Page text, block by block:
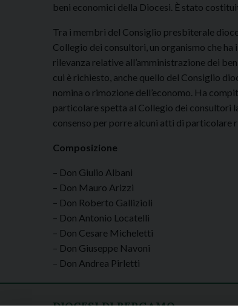
beni economici della Diocesi. È stato
Tra i membri del Consiglio presbiterale
Collegio dei consultori, un organismo che
rilevanza relative all’amministrazione dei
cui è richiesto, anche quello del Consiglio
nomina o rimozione dell’economo. Ha
particolare spetta al Collegio dei consultori
consenso per porre alcuni atti di particolare
Composizione
– Don Giulio Albani
– Don Mauro Arizzi
– Don Roberto Gallizioli
– Don Antonio Locatelli
– Don Cesare Micheletti
– Don Giuseppe Navoni
– Don Andrea Pirletti